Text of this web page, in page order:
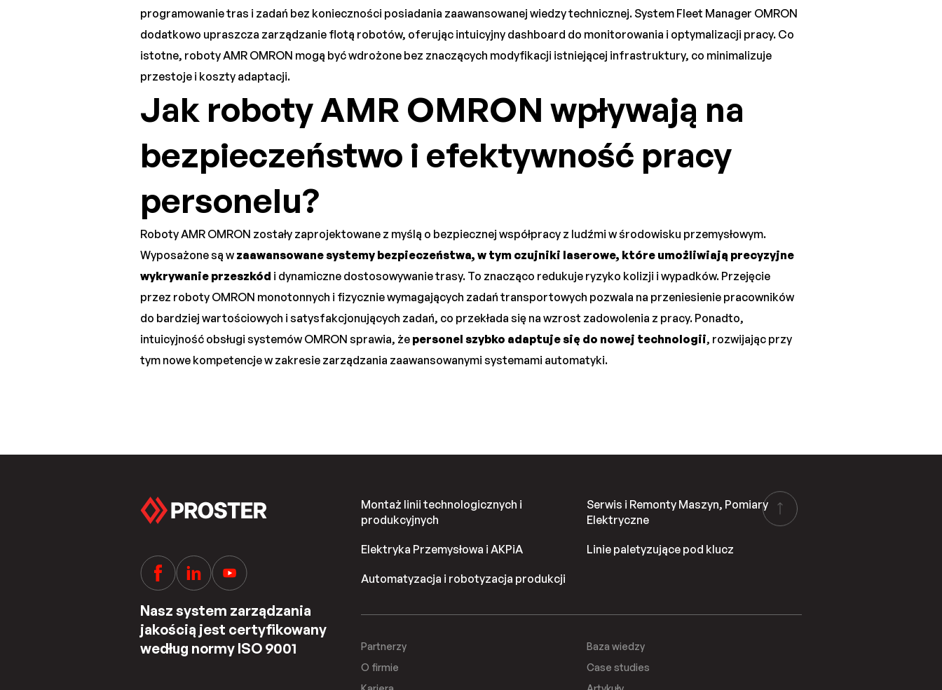
programowanie tras i zadań bez konieczności posiadania zaawansowanej wiedzy technicznej. System Fleet Manager OMRON
dodatkowo upraszcza zarządzanie flotą robotów, oferując intuicyjny dashboard do monitorowania i optymalizacji pracy. Co
istotne, roboty AMR OMRON mogą być wdrożone bez znaczących modyfikacji istniejącej infrastruktury, co minimalizuje
przestoje i koszty adaptacji.
Jak roboty AMR OMRON wpływają na
bezpieczeństwo i efektywność pracy
personelu?
Roboty AMR OMRON zostały zaprojektowane z myślą o bezpiecznej współpracy z ludźmi w środowisku przemysłowym.
Wyposażone są w zaawansowane systemy bezpieczeństwa, w tym czujniki laserowe, które umożliwiają precyzyjne
wykrywanie przeszkód i dynamiczne dostosowywanie trasy. To znacząco redukuje ryzyko kolizji i wypadków. Przejęcie
przez roboty OMRON monotonnych i fizycznie wymagających zadań transportowych pozwala na przeniesienie pracowników
do bardziej wartościowych i satysfakcjonujących zadań, co przekłada się na wzrost zadowolenia z pracy. Ponadto,
intuicyjność obsługi systemów OMRON sprawia, że personel szybko adaptuje się do nowej technologii, rozwijając przy
tym nowe kompetencje w zakresie zarządzania zaawansowanymi systemami automatyki.
Nasz system zarządzania
jakością jest certyfikowany
według normy ISO 9001
Montaż linii technologicznych i
produkcyjnych
Elektryka Przemysłowa i AKPiA
Automatyzacja i robotyzacja produkcji
Serwis i Remonty Maszyn, Pomiary
Elektryczne
Linie paletyzujące pod klucz
Partnerzy
O firmie
Baza wiedzy
Case studies